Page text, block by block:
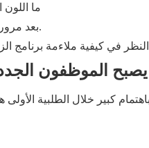
ما
بعد مرور عام، غالباً ما يتغير الحديث.
يصبح الموظفون